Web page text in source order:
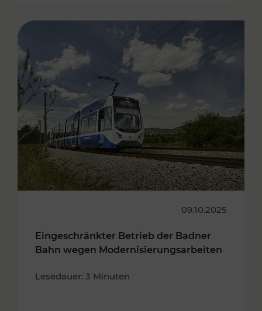
09.10.2025
Eingeschränkter Betrieb der Badner
Bahn wegen Modernisierungsarbeiten
Lesedauer: 3 Minuten